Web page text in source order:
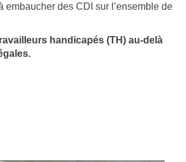
embaucher des CDI sur l’ensemble de
handicapés (TH) au-delà